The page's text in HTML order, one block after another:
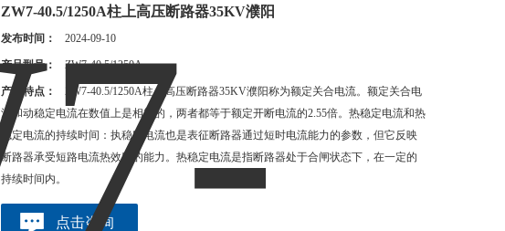
ZW7-40.5/1250A柱上高压断路器35KV濮阳
发布时间： 2024-09-10
产品型号： ZW7-40.5/1250A
产品特点：
ZW7-40.5/1250A柱上高压断路器35KV濮阳称为额定关合电流。额定关合电
流和动稳定电流在数值上是相等的，两者都等于额定开断电流的2.55倍。热稳定电流和热
稳定电流的持续时间：执稳定电流也是表征断路器通过短时电流能力的参数，但它反映
断路器承受短路电流热效应的能力。热稳定电流是指断路器处于合闸状态下，在一定的
持续时间内。
点击咨询